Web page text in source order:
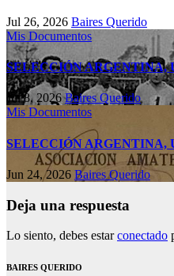
Jul 26, 2026 Baires Querido
Mis Documentos
SELECCIÓN ARGENTINA,
Jul 8, 2026Baires Querido
Mis Documentos
SELECCIÓN ARGENTINA,
Jun 24, 2026 Baires Querido
Deja una respuesta
Lo siento, debes estarconectado
BAIRES QUERIDO